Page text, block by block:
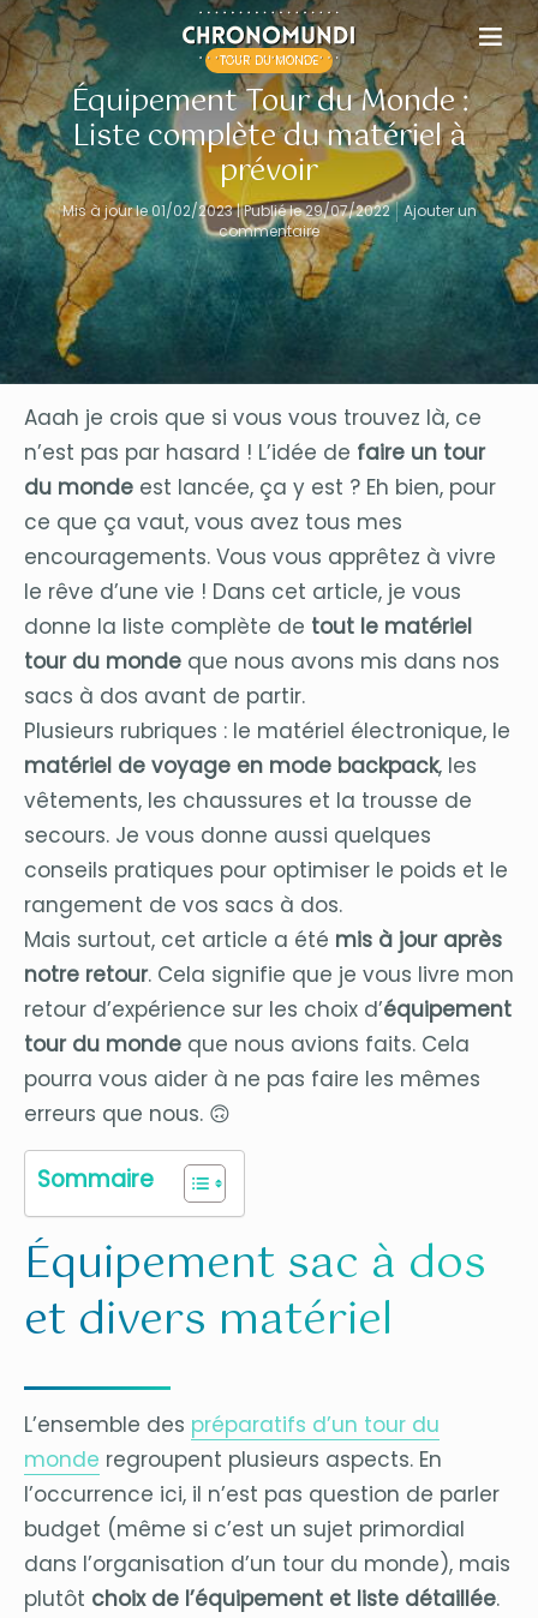
TOUR DU MONDE
Équipement Tour du Monde :
Liste complète du matériel à
prévoir
Mis à jour le 01/02/2023 | Publié le 29/07/2022
Ajouter un
commentaire
Aaah je crois que si vous vous trouvez là, ce
n’est pas par hasard ! L’idée de faire un tour
du monde est lancée, ça y est ? Eh bien, pour
ce que ça vaut, vous avez tous mes
encouragements. Vous vous apprêtez à vivre
le rêve d’une vie ! Dans cet article, je vous
donne la liste complète de tout le matériel
tour du monde que nous avons mis dans nos
sacs à dos avant de partir.
Plusieurs rubriques : le matériel électronique, le
matériel de voyage en mode backpack, les
vêtements, les chaussures et la trousse de
secours. Je vous donne aussi quelques
conseils pratiques pour optimiser le poids et le
rangement de vos sacs à dos.
Mais surtout, cet article a été mis à jour après
notre retour. Cela signifie que je vous livre mon
retour d’expérience sur les choix d’équipement
tour du monde que nous avions faits. Cela
pourra vous aider à ne pas faire les mêmes
erreurs que nous. 🙃
Sommaire
Équipement sac à dos
et divers matériel
L’ensemble des préparatifs d’un tour du
monde regroupent plusieurs aspects. En
l’occurrence ici, il n’est pas question de parler
budget (même si c’est un sujet primordial
dans l’organisation d’un tour du monde), mais
plutôt choix de l’équipement et liste détaillée.